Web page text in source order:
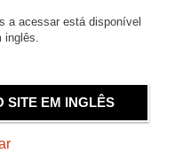
a acessar está disponível
inglês.
SITE EM INGLÊS